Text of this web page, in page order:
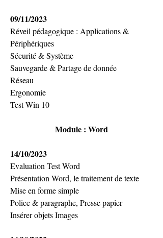
09/11/2023
Réveil pédagogique : Applications &
Périphériques
Sécurité & Système
Sauvegarde & Partage de donnée
Réseau
Ergonomie
Test Win 10
Module : Word
14/10/2023
Evaluation Test Word
Présentation Word, le traitement de texte
Mise en forme simple
Police & paragraphe, Presse papier
Insérer objets Images